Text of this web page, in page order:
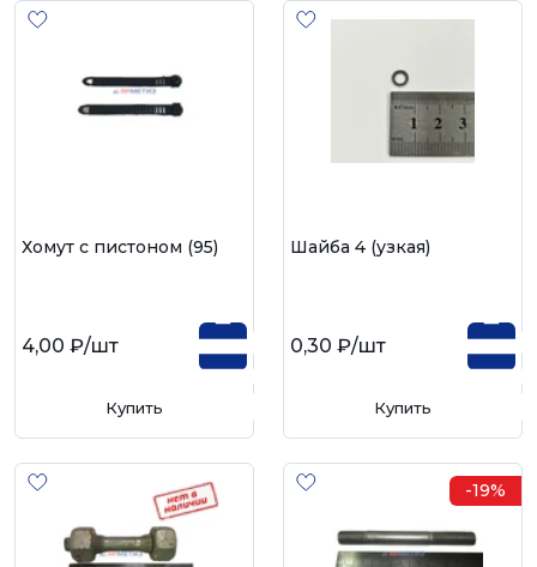
Хомут с пистоном (95)
4,00 ₽/шт
Купить
Шайба 4 (узкая)
0,30 ₽/шт
Купить
-19%